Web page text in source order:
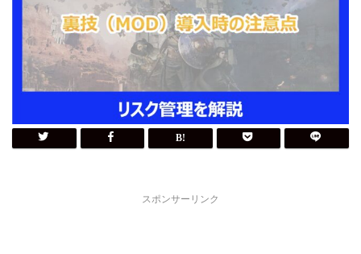
スポンサーリンク